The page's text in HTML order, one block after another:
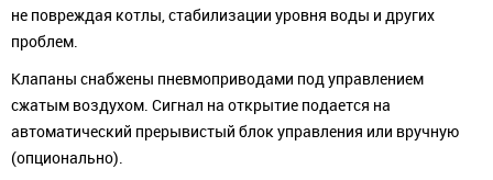
не повреждая котлы, стабилизации уровня воды и других
проблем.
Клапаны снабжены пневмоприводами под управлением
сжатым воздухом. Сигнал на открытие подается на
автоматический прерывистый блок управления или вручную
(опционально).